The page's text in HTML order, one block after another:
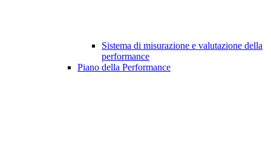
Sistema di misurazione e valutazione della
performance
Piano della Performance